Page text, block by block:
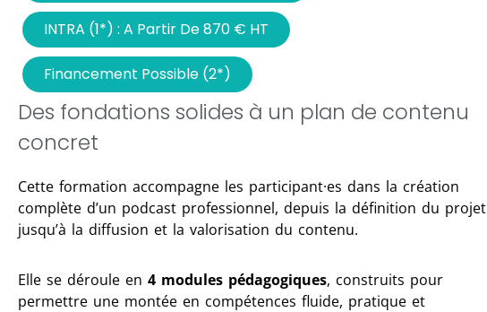
INTRA (1*) : A Partir De 870 € HT
Financement Possible (2*)
Des fondations solides à un plan de contenu
concret
Cette formation accompagne les participant·es dans la création
complète d’un podcast professionnel, depuis la définition du projet
jusqu’à la diffusion et la valorisation du contenu.
Elle se déroule en 4 modules pédagogiques, construits pour
permettre une montée en compétences fluide, pratique et